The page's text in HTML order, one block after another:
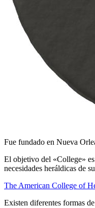
Fue fundado en Nueva
El objetivo del «College»
necesidades heráldicas de
The American College of
Existen diferentes formas